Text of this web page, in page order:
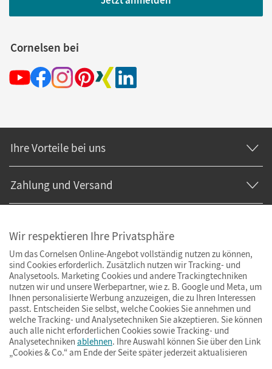
Cornelsen bei
Ihre Vorteile bei uns
Zahlung und Versand
ImpressumAGBDatenschutzBarrierefreiheitCookies & Co.
Wir respektieren Ihre Privatsphäre
Um das Cornelsen Online-Angebot vollständig nutzen zu können,
sind Cookies erforderlich. Zusätzlich nutzen wir Tracking- und
Analysetools. Marketing Cookies und andere Trackingtechniken
nutzen wir und unsere Werbepartner, wie z. B. Google und Meta, um
Ihnen personalisierte Werbung anzuzeigen, die zu Ihren Interessen
passt. Entscheiden Sie selbst, welche Cookies Sie annehmen und
welche Tracking- und Analysetechniken Sie akzeptieren. Sie können
auch alle nicht erforderlichen Cookies sowie Tracking- und
Analysetechniken ablehnen. Ihre Auswahl können Sie über den Link
„Cookies & Co.“ am Ende der Seite später jederzeit aktualisieren